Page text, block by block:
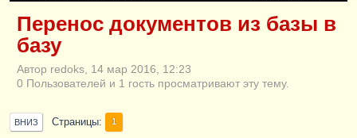
Перенос документов из базы в
базу
Автор redoks, 14 мар 2016, 12:23
0 Пользователей и 1 гость просматривают эту тему.
ВНИЗ Страницы 1